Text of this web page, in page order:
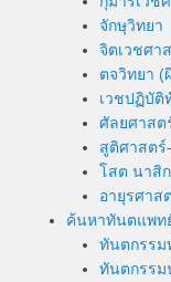
จักษุวิทยา
จิตเวชศา
ตจวิทยา (
เวชปฏิบัติ
ศัลยศาสต
สูติศาสตร์
โสต นาสิ
อายุรศาส
ค้นหาทันตแพท
ทันตกรรม
ทันตกรรม